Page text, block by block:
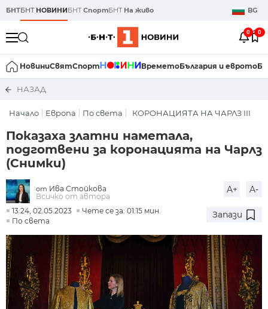
БНТБНТ НОВИНИБНТСпортБНТ На живо BG
0 0
НовиниСвятСпорт ВреметоБългария и еврото
НАЗАД
Начало Европа По света КОРОНАЦИЯТА НА ЧАРЛЗ III
Показаха златни наметала,
подготвени за коронацията на Чарлз
(Снимки)
от Ива Стойкова
Всичко от автора
A+ A-
13:24, 02.05.2023
Чете се за: 01:15 мин.
По света
Запази